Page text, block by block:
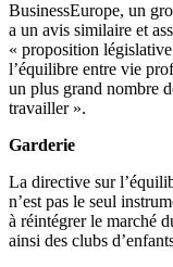
BusinessEurope, un
a un avis similaire et
« proposition
l’équilibre entre vie
un plus grand nombre
travailler ».
Garderie
La directive sur
n’est pas le seul
à réintégrer le marché
ainsi des clubs